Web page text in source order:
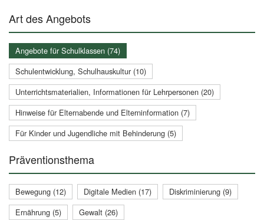
Art des Angebots
Angebote für Schulklassen (74)
Schulentwicklung, Schulhauskultur (10)
Unterrichtsmaterialien, Informationen für Lehrpersonen (20)
Hinweise für Elternabende und Elterninformation (7)
Für Kinder und Jugendliche mit Behinderung (5)
Präventionsthema
Bewegung (12) Digitale Medien (17)
Diskriminierung (9)
Ernährung (5)
Gewalt (26)